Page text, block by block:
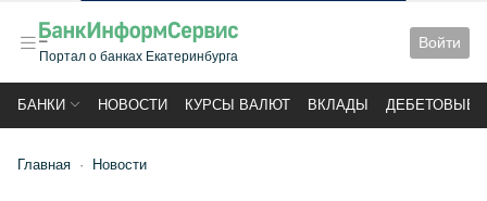
Портал о банках Екатеринбурга
Войти
БАНКИ НОВОСТИ КУРСЫ ВАЛЮТ ВКЛАДЫ ДЕБЕТОВЫЕ
Главная Новости